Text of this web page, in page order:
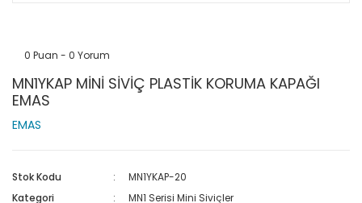
0 Puan - 0 Yorum
MN1YKAP MİNİ SİVİÇ PLASTİK KORUMA KAPAĞI
EMAS
EMAS
Stok Kodu
MN1YKAP-20
Kategori
MN1 Serisi Mini Siviçler